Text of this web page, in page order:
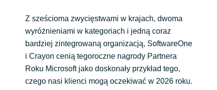
Z sześcioma zwycięstwami w krajach, dwoma
wyróżnieniami w kategoriach i jedną coraz
bardziej zintegrowaną organizacją, SoftwareOne
i Crayon cenią tegoroczne nagrody Partnera
Roku Microsoft jako doskonały przykład tego,
czego nasi klienci mogą oczekiwać w 2026 roku.